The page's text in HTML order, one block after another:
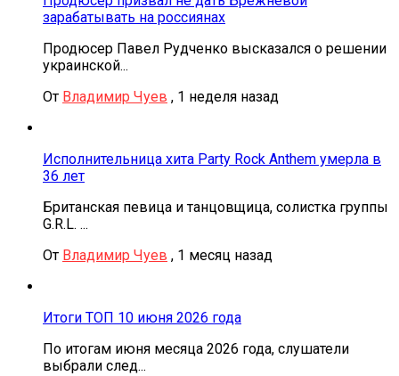
зарабатывать на россиянах
Продюсер Павел Рудченко высказался о решении
украинской...
От Владимир Чуев , 1 неделя назад
Исполнительница хита Party Rock Anthem умерла в
36 лет
Британская певица и танцовщица, солистка группы
G.R.L. ...
От Владимир Чуев , 1 месяц назад
Итоги ТОП 10 июня 2026 года
По итогам июня месяца 2026 года, слушатели
выбрали след...